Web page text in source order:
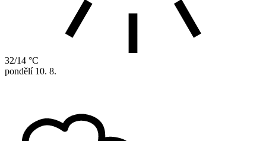
32/14 °C
pondělí 10. 8.